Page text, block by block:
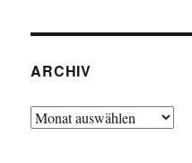
ARCHIV
Archiv